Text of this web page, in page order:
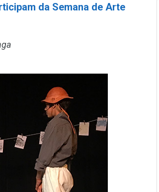
da Semana de Arte